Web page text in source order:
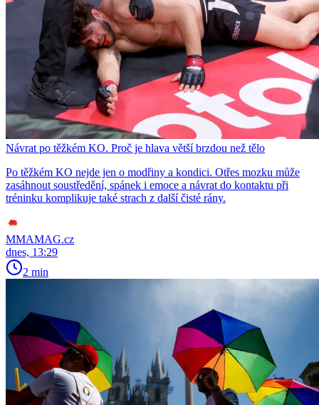
Návrat po těžkém KO. Proč je hlava větší brzdou než tělo
Po těžkém KO nejde jen o modřiny a kondici. Otřes mozku může
zasáhnout soustředění, spánek i emoce a návrat do kontaktu při
tréninku komplikuje také strach z další čisté rány.
MMAMAG.cz
dnes, 13:29
2 min